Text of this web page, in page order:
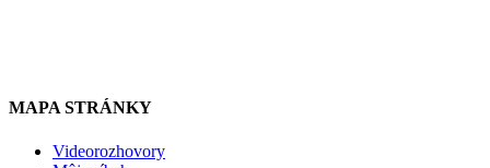
MAPA STRÁNKY
Videorozhovory